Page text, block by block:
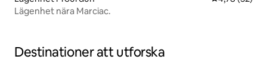
Lägenhet nära Marciac.
Destinationer att utforska